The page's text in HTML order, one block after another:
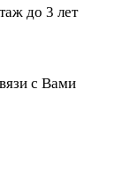
до 3 лет
с Вами